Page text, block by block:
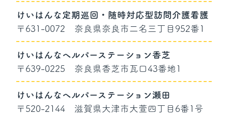
けいはんな定期巡回・随時対応型訪問介護看護
〒631-0072
奈良県奈良市二名三丁目952番1
けいはんなヘルパーステーション香芝
〒639-0225
奈良県香芝市瓦口43番地1
けいはんなヘルパーステーション瀬田
〒520-2144
滋賀県大津市大萱四丁目6番1号